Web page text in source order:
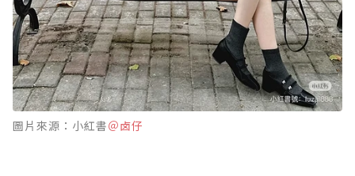
圖片來源：小紅書＠卤仔